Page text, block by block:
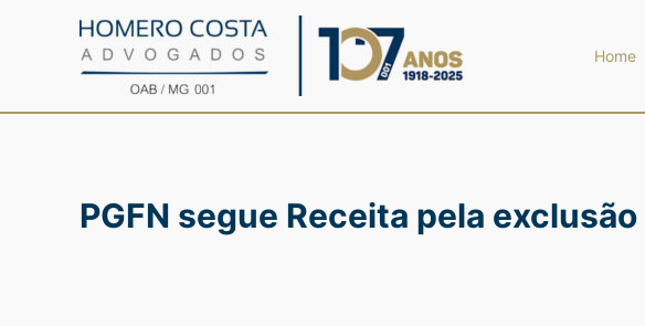
Home
PGFN segue Receita pela